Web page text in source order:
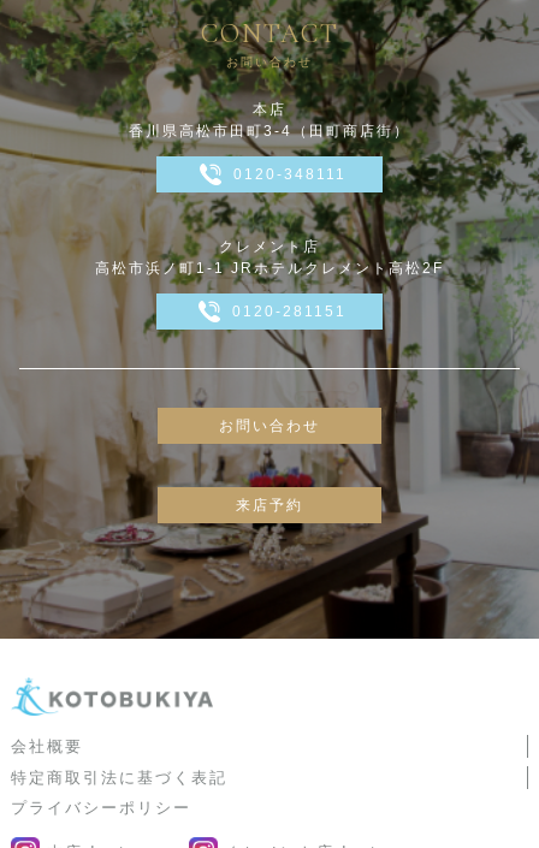
CONTACT
お問い合わせ
本店
香川県高松市田町3-4（田町商店街）
0120-348111
クレメント店
高松市浜ノ町1-1 JRホテルクレメント高松2F
0120-281151
お問い合わせ
来店予約
会社概要
特定商取引法に基づく表記
プライバシーポリシー